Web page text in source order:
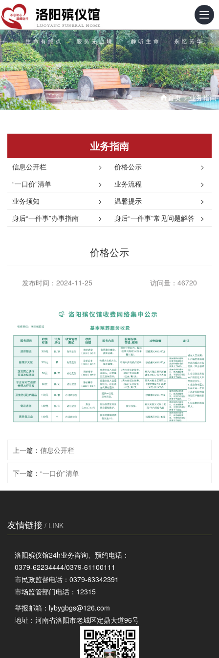
首页>业务指南
业务指南
>
信息公开栏 >
价格公示
>
“一口价”清单 >
业务流程
>
业务须知 >
温馨提示
>
身后“一件事”办事指南 >
身后“一件事”常见问题解答
价格公示
发布时间：2024-11-25 访问量：46720
上一篇： 信息公开栏
下一篇： “一口价”清单
友情链接 / LINK
洛阳殡仪馆24h业务咨询、预约电话：
0379-62234444/0379-61100111
市民政监督电话：0379-63342391
市场监管部门电话：12315
举报邮箱： lybygbgs@126.com
地址：河南省洛阳市老城区定鼎大道96号